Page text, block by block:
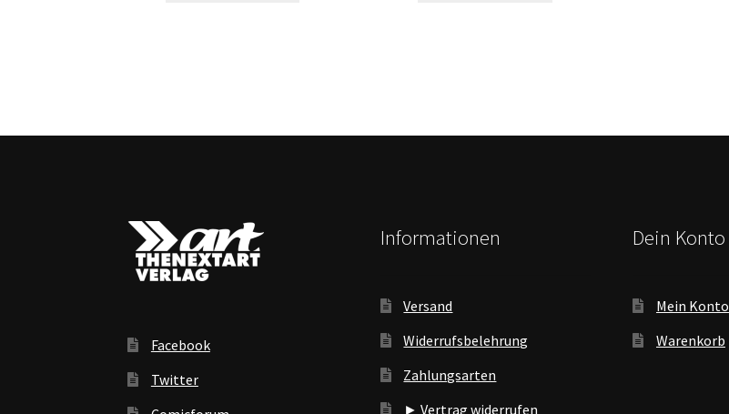
Facebook
Twitter
Informationen
Versand
Widerrufsbelehrung
Zahlungsarten
► Vertrag widerrufen
Dein Konto
Mein Konto
Warenkorb